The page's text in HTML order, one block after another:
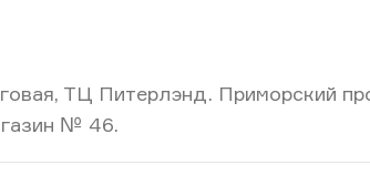
ТЦ Питерлэнд. Приморский
№ 46.